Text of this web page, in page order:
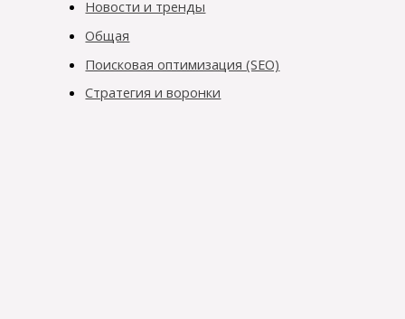
Новости и тренды
Общая
Поисковая оптимизация (SEO)
Стратегия и воронки